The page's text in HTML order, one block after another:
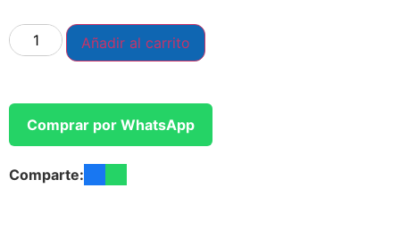
Añadir al carrito
Comprar por WhatsApp
Comparte: